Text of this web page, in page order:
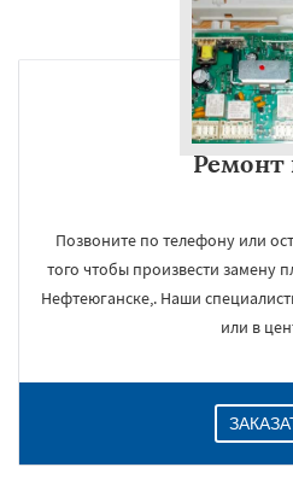
Ремонт
Позвоните по телефону или
того чтобы произвести замену
Нефтеюганске,. Наши
или в